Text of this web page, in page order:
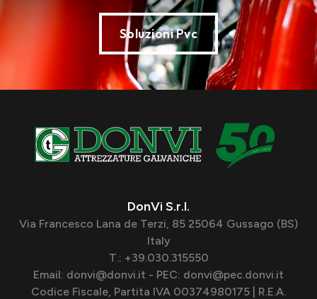
Soluzioni Pvc
DonVi S.r.l.
Via Francesco Lana de Terzi, 85 25064 Gussago (BS)
Italy
T.: +39.030.315550
Email: donvi@donvi.it - PEC: donvi@pec.donvi.it
Codice Fiscale, Partita IVA 00374980175 | R.E.A.